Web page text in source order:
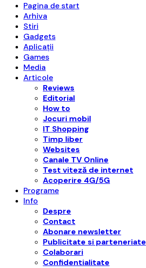
Pagina de start
Arhiva
Stiri
Gadgets
Aplicații
Games
Media
Articole
Reviews
Editorial
How to
Jocuri mobil
IT Shopping
Timp liber
Websites
Canale TV Online
Test viteză de internet
Acoperire 4G/5G
Programe
Info
Despre
Contact
Abonare newsletter
Publicitate si parteneriate
Colaborari
Confidentialitate